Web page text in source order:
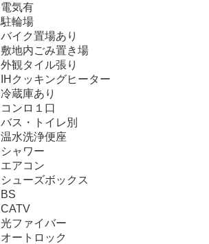
電気有
駐輪場
バイク置場あり
敷地内ごみ置き場
外観タイル張り
IHクッキングヒーター
冷蔵庫あり
コンロ１口
バス・トイレ別
温水洗浄便座
シャワー
エアコン
シューズボックス
BS
CATV
光ファイバー
オートロック